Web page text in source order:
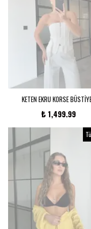
KETEN EKRU KORSE
₺ 1,499.99